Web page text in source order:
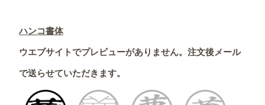
ハンコ書体
ウエブサイトでプレビューがありません。注文後メール
で送らせていただきます。